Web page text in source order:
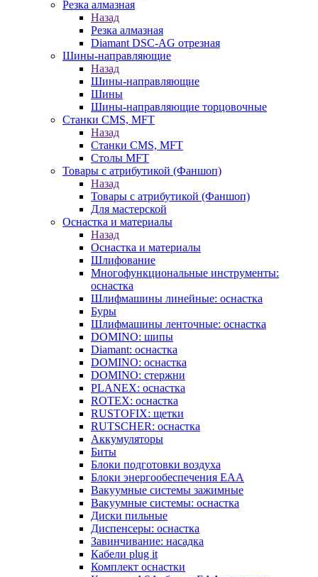
Резка алмазная
Назад
Резка алмазная
Diamant DSC-AG отрезная
Шины-направляющие
Назад
Шины-направляющие
Шины
Шины-направляющие торцовочные
Станки CMS, MFT
Назад
Станки CMS, MFT
Столы MFT
Товары с атрибутикой (Фаншоп)
Назад
Товары с атрибутикой (Фаншоп)
Для мастерской
Оснастка и материалы
Назад
Оснастка и материалы
Шлифование
Многофункциональные инструменты:
оснастка
Шлифмашины линейные: оснастка
Буры
Шлифмашины ленточные: оснастка
DOMINO: шипы
Diamant: оснастка
DOMINO: оснастка
DOMINO: стержни
PLANEX: оснастка
ROTEX: оснастка
RUSTOFIX: щетки
RUTSCHER: оснастка
Аккумуляторы
Биты
Блоки подготовки воздуха
Блоки энергообеспечения EAA
Вакуумные системы зажимные
Вакуумные системы: оснастка
Диски пильные
Диспенсеры: оснастка
Завинчивание: насадка
Кабели plug it
Комплект оснастки